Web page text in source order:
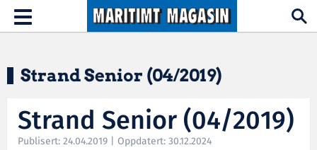
Hopp til hovedinnhold
Toggle
navigation
Strand Senior (04/2019)
Strand Senior (04/2019)
Publisert: 24.04.2019 | Oppdatert: 30.12.2024